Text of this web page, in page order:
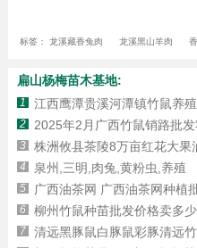
标签： 龙溪藏香兔肉 龙溪黑山羊肉
扁山杨梅苗木基地:
1 江西鹰潭贵溪河潭镇竹鼠养
2 2025年2月广西竹鼠销路批
3 株洲攸县茶陵8万亩红花大果
4 泉州,三明,肉兔,黄粉虫,养殖
5 广西油茶网 广西油茶网种植
6 柳州竹鼠种苗批发价格卖多
7 清远黑豚鼠白豚鼠彩豚清远